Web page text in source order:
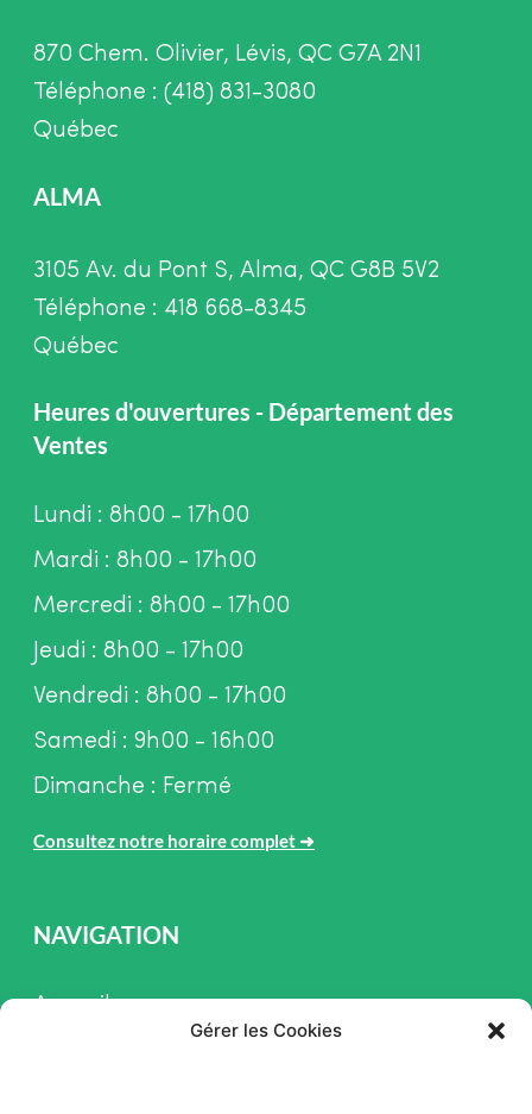
Gérer les Cookies
870 Chem. Olivier, Lévis, QC G7A 2N1
Téléphone : (418) 831-3080
Québec
ALMA
3105 Av. du Pont S, Alma, QC G8B 5V2
Téléphone : 418 668-8345
Québec
Heures d'ouvertures - Département des
Ventes
Lundi : 8h00 - 17h00
Mardi : 8h00 - 17h00
Mercredi : 8h00 - 17h00
Jeudi : 8h00 - 17h00
Vendredi : 8h00 - 17h00
Samedi : 9h00 - 16h00
Dimanche : Fermé
Consultez notre horaire complet ➜
NAVIGATION
Accueil